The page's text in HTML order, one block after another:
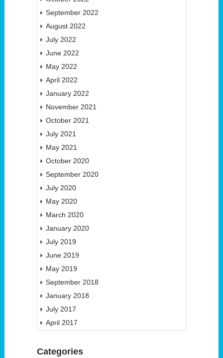
September 2022
August 2022
July 2022
June 2022
May 2022
April 2022
January 2022
November 2021
October 2021
July 2021
May 2021
October 2020
September 2020
July 2020
May 2020
March 2020
January 2020
July 2019
June 2019
May 2019
September 2018
January 2018
July 2017
April 2017
Categories